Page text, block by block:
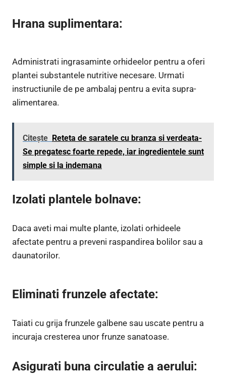
Hrana suplimentara:
Administrati ingrasaminte orhideelor pentru a oferi
plantei substantele nutritive necesare. Urmati
instructiunile de pe ambalaj pentru a evita supra-
alimentarea.
Citește Reteta de saratele cu branza si verdeata-
Se pregatesc foarte repede, iar ingredientele sunt
simple si la indemana
Izolati plantele bolnave:
Daca aveti mai multe plante, izolati orhideele
afectate pentru a preveni raspandirea bolilor sau a
daunatorilor.
Eliminati frunzele afectate:
Taiati cu grija frunzele galbene sau uscate pentru a
incuraja cresterea unor frunze sanatoase.
Asigurati buna circulatie a aerului: